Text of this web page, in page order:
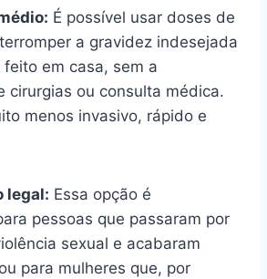
É possível usar doses de
a gravidez indesejada
em casa, sem a
cirurgias ou consulta médica.
menos invasivo, rápido e
legal: Essa opção é
pessoas que passaram por
sexual e acabaram
para mulheres que, por